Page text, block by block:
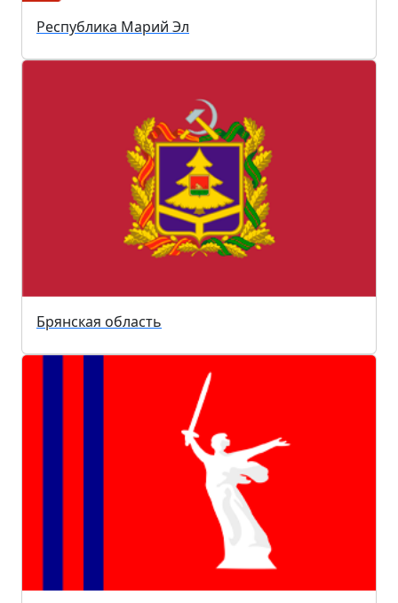
Республика Марий Эл
Брянская область